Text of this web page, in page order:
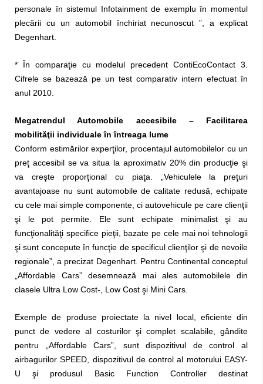
personale în sistemul Infotainment de exemplu în momentul
plecării cu un automobil închiriat necunoscut ”, a explicat
Degenhart.
* În comparaţie cu modelul precedent ContiEcoContact 3.
Cifrele se bazează pe un test comparativ intern efectuat în
anul 2010.
Megatrendul Automobile accesibile – Facilitarea
mobilităţii individuale în întreaga lume
Conform estimărilor experţilor, procentajul automobilelor cu un
preţ accesibil se va situa la aproximativ 20% din producţie şi
va creşte proporţional cu piaţa. „Vehiculele la preţuri
avantajoase nu sunt automobile de calitate redusă, echipate
cu cele mai simple componente, ci autovehicule pe care clienţii
şi le pot permite. Ele sunt echipate minimalist şi au
funcţionalităţi specifice pieţii, bazate pe cele mai noi tehnologii
şi sunt concepute în funcţie de specificul clienţilor şi de nevoile
regionale”, a precizat Degenhart. Pentru Continental conceptul
„Affordable Cars” desemnează mai ales automobilele din
clasele Ultra Low Cost-, Low Cost şi Mini Cars.
Exemple de produse proiectate la nivel local, eficiente din
punct de vedere al costurilor şi complet scalabile, gândite
pentru „Affordable Cars”, sunt dispozitivul de control al
airbagurilor SPEED, dispozitivul de control al motorului EASY-
U şi produsul Basic Function Controller destinat